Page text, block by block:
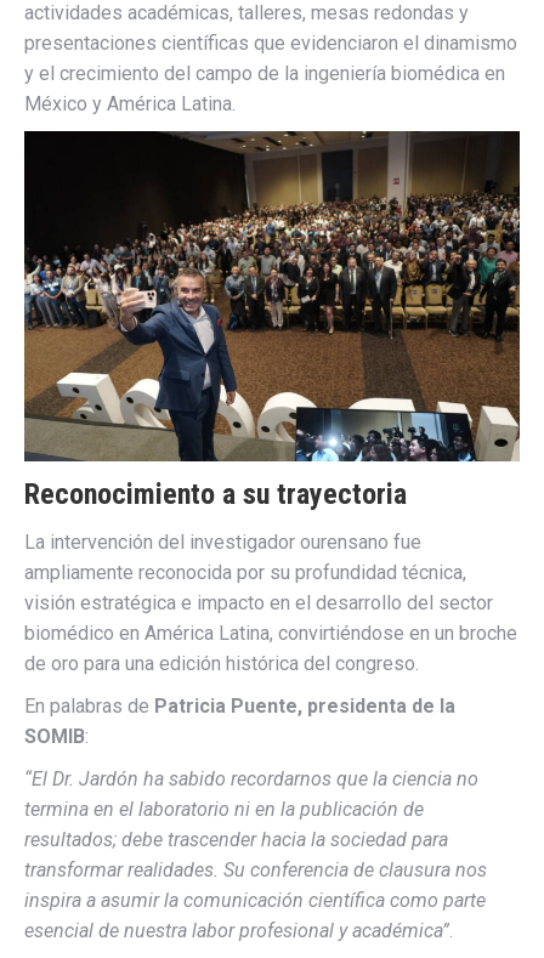
actividades académicas, talleres, mesas redondas y
presentaciones científicas que evidenciaron el dinamismo
y el crecimiento del campo de la ingeniería biomédica en
México y América Latina.
Reconocimiento a su trayectoria
La intervención del investigador ourensano fue
ampliamente reconocida por su profundidad técnica,
visión estratégica e impacto en el desarrollo del sector
biomédico en América Latina, convirtiéndose en un broche
de oro para una edición histórica del congreso.
En palabras de Patricia Puente, presidenta de la
SOMIB:
“El Dr. Jardón ha sabido recordarnos que la ciencia no
termina en el laboratorio ni en la publicación de
resultados; debe trascender hacia la sociedad para
transformar realidades. Su conferencia de clausura nos
inspira a asumir la comunicación científica como parte
esencial de nuestra labor profesional y académica”.